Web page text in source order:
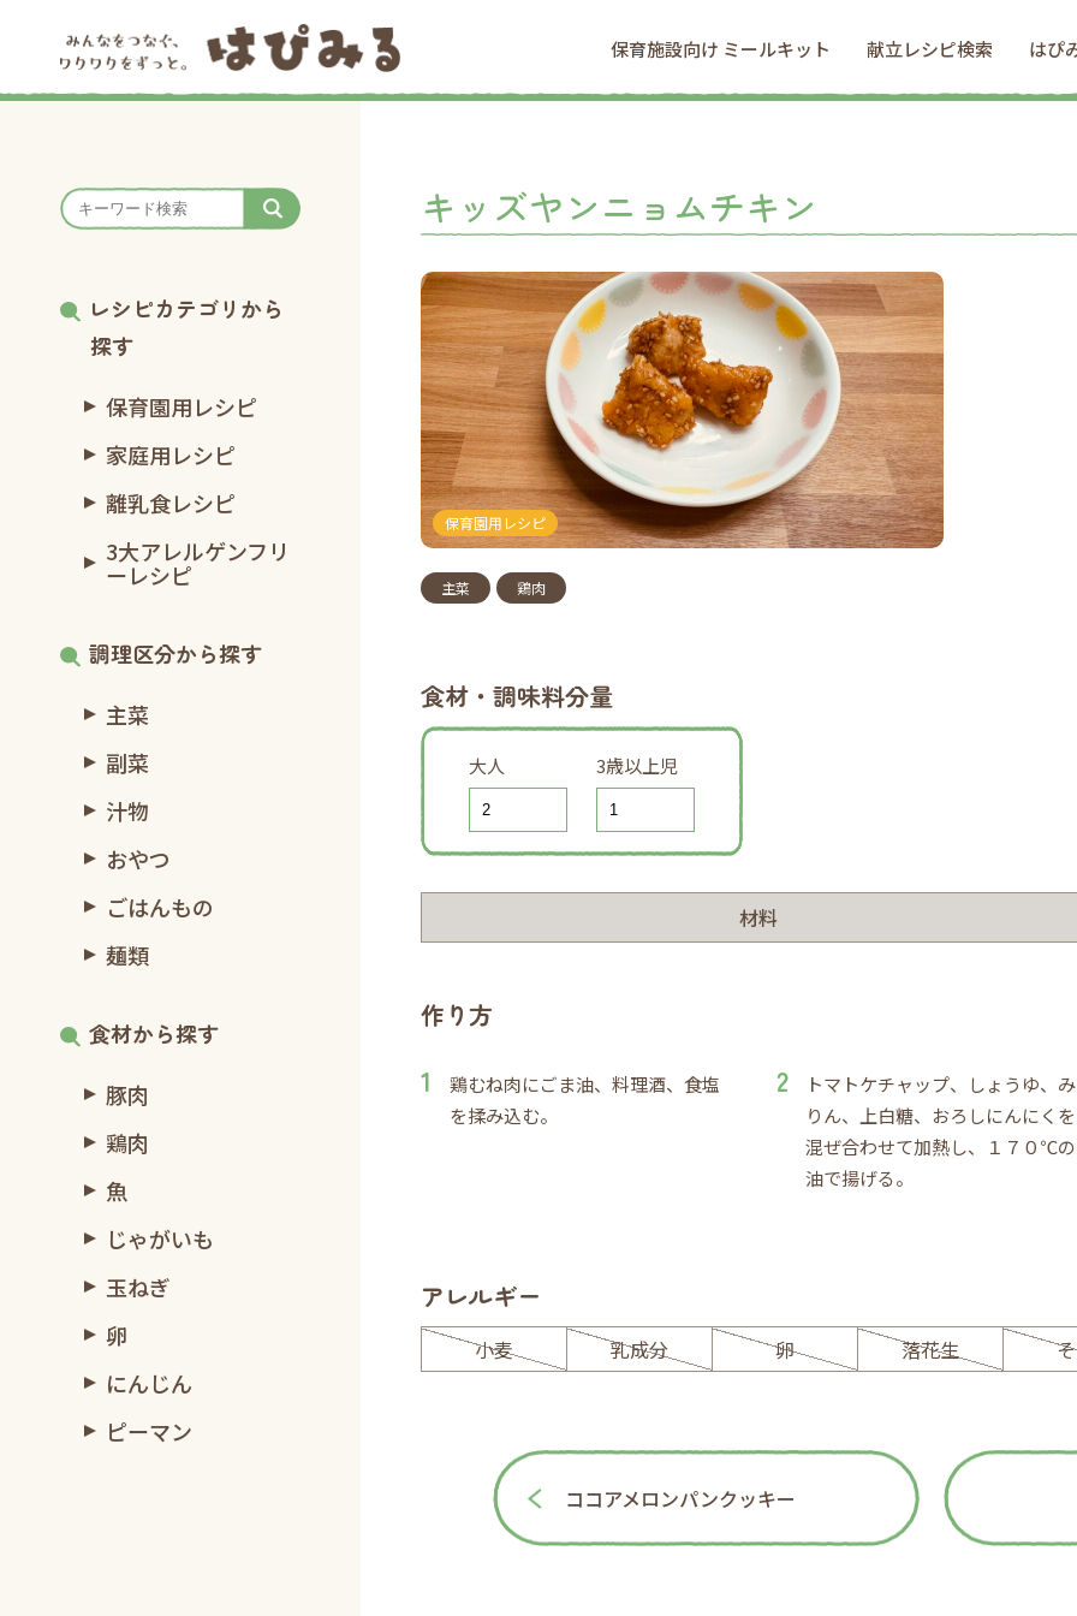
保育施設向け ミールキット 献立レシピ検索 はぴ
レシピカテゴリから
探す
保育園用レシピ
家庭用レシピ
離乳食レシピ
3大アレルゲンフリ
ーレシピ
調理区分から探す
主菜
副菜
汁物
おやつ
ごはんもの
麺類
食材から探す
豚肉
鶏肉
魚
じゃがいも
玉ねぎ
卵
にんじん
ピーマン
キッズヤンニョムチキン
保育園用レシピ
主菜 鶏肉
食材・調味料分量
大人 3歳以上児
材料
作り方
鶏むね肉にごま油、料理酒、食塩
を揉み込む。
トマトケチャップ、しょうゆ、み
りん、上白糖、おろしにんにくを
混ぜ合わせて加熱し、１７０℃の
油で揚げる。
アレルギー
小麦 乳成分 卵 落花生
ココアメロンパンクッキー